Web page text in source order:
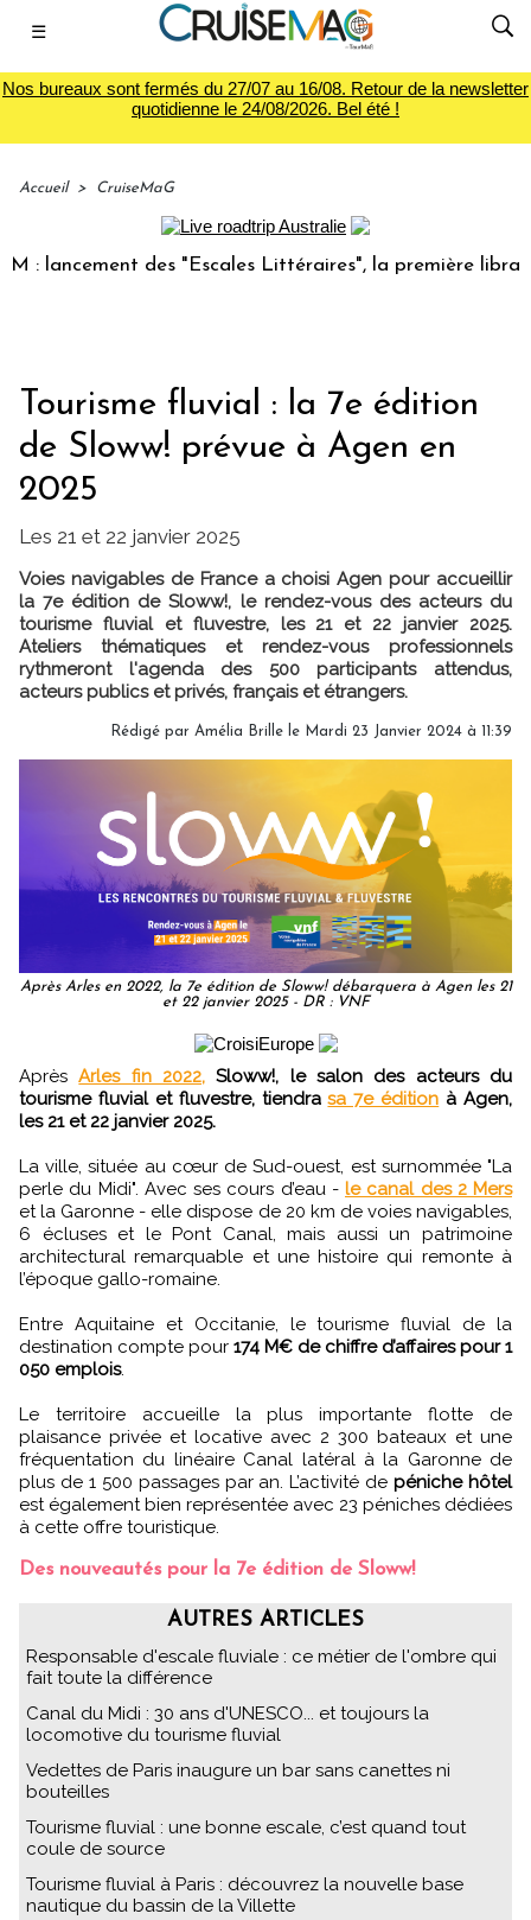
☰
Nos bureaux sont fermés du 27/07 au 16/08. Retour de la newsletter
quotidienne le 24/08/2026. Bel été !
Accueil > CruiseMaG
des "Escales Littéraires", la première librairie du
Tourisme fluvial : la 7e édition
de Sloww! prévue à Agen en
2025
Les 21 et 22 janvier 2025
Voies navigables de France a choisi Agen pour accueillir
la 7e édition de Sloww!, le rendez-vous des acteurs du
tourisme fluvial et fluvestre, les 21 et 22 janvier 2025.
Ateliers thématiques et rendez-vous professionnels
rythmeront l'agenda des 500 participants attendus,
acteurs publics et privés, français et étrangers.
Rédigé par Amélia Brille le Mardi 23 Janvier 2024 à 11:39
Après Arles en 2022, la 7e édition de Sloww! débarquera à Agen les 21
et 22 janvier 2025 - DR : VNF
AprèsArles fin 2022, Sloww!, le salon des acteurs du
tourisme fluvial et fluvestre, tiendra sa 7e édition à Agen,
les 21 et 22 janvier 2025.
La ville, située au cœur de Sud-ouest, est surnommée "La
perle du Midi". Avec ses cours d’eau - le canal des 2 Mers
et la Garonne - elle dispose de 20 km de voies navigables,
6 écluses et le Pont Canal, mais aussi un patrimoine
architectural remarquable et une histoire qui remonte à
l’époque gallo-romaine.
Entre Aquitaine et Occitanie, le tourisme fluvial de la
destination compte pour 174 M€ de chiffre d’affaires pour 1
050 emplois.
Le territoire accueille la plus importante flotte de
plaisance privée et locative avec 2 300 bateaux et une
fréquentation du linéaire Canal latéral à la Garonne de
plus de 1 500 passages par an. L’activité depéniche hôtel
est également bien représentée avec 23 péniches dédiées
à cette offre touristique.
Des nouveautés pour la 7e édition de Sloww!
AUTRES ARTICLES
Responsable d'escale fluviale : ce métier de l'ombre qui
fait toute la différence
Canal du Midi : 30 ans d'UNESCO... et toujours la
locomotive du tourisme fluvial
Vedettes de Paris inaugure un bar sans canettes ni
bouteilles
Tourisme fluvial : une bonne escale, c’est quand tout
coule de source
Tourisme fluvial à Paris : découvrez la nouvelle base
nautique du bassin de la Villette